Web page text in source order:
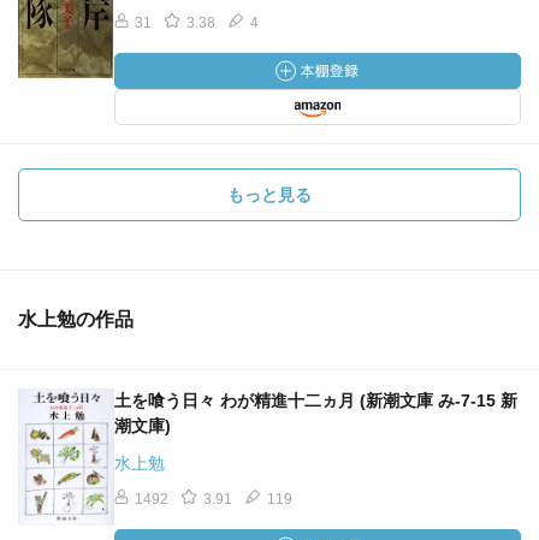
31 3.38 4
もっと見る
水上勉の作品
土を喰う日々 わが精進十二ヵ月 (新潮文庫 み-7-15 新
潮文庫)
水上勉
1492 3.91 119